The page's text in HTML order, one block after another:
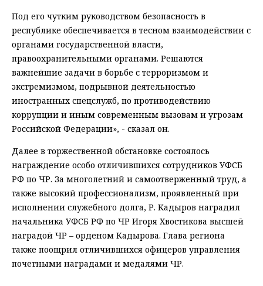
Под его чутким руководством безопасность в
республике обеспечивается в тесном взаимодействии с
органами государственной власти,
правоохранительными органами. Решаются
важнейшие задачи в борьбе с терроризмом и
экстремизмом, подрывной деятельностью
иностранных спецслужб, по противодействию
коррупции и иным современным вызовам и угрозам
Российской Федерации», - сказал он.
Далее в торжественной обстановке состоялось
награждение особо отличившихся сотрудников УФСБ
РФ по ЧР. За многолетний и самоотверженный труд, а
также высокий профессионализм, проявленный при
исполнении служебного долга, Р. Кадыров наградил
начальника УФСБ РФ по ЧР Игоря Хвостикова высшей
наградой ЧР – орденом Кадырова. Глава региона
также поощрил отличившихся офицеров управления
почетными наградами и медалями ЧР.